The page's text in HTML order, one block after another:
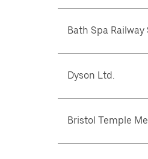
Bath Spa Railway
Dyson Ltd.
Bristol Temple